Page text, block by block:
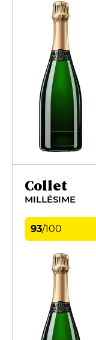
Collet
MILLÉSIME
93/100